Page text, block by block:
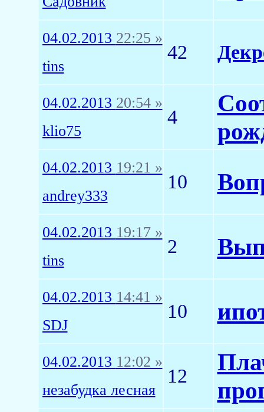
04.02.2013 22:25 »
tins
42
04.02.2013 20:54 »
klio75
4
04.02.2013 19:21 »
andrey333
10
04.02.2013 19:17 »
tins
2
04.02.2013 14:41 »
SDJ
10
04.02.2013 12:02 »
незабудка лесная
12